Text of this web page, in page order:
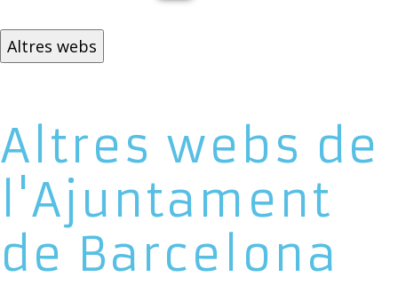
Altres webs
Altres webs de
l'Ajuntament
de Barcelona